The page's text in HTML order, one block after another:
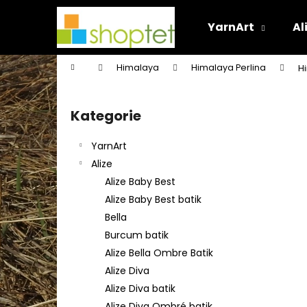
YarnArt
Domů Himalaya Himalaya Perlina
P
o
s
t
r
a
n
n
í
p
a
n
Přeskočit
kategorie
Kategorie
YarnArt
Alize
Alize Baby Best
Alize Baby Best batik
Bella
Burcum batik
Alize Bella Ombre Batik
Alize Diva
Alize Diva batik
í
k
Zpět
do
obchodu
Zpět
do
obchodu